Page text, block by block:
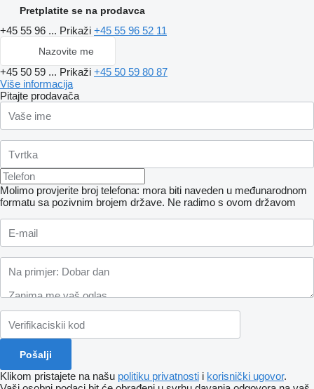
Pretplatite se na prodavca
+45 55 96 ... Prikaži +45 55 96 52 11
Nazovite me
+45 50 59 ... Prikaži +45 50 59 80 87
Više informacija
Pitajte prodavača
Molimo provjerite broj telefona: mora biti naveden u međunarodnom
formatu sa pozivnim brojem države. Ne radimo s ovom državom
Klikom pristajete na našu politiku privatnosti i korisnički ugovor.